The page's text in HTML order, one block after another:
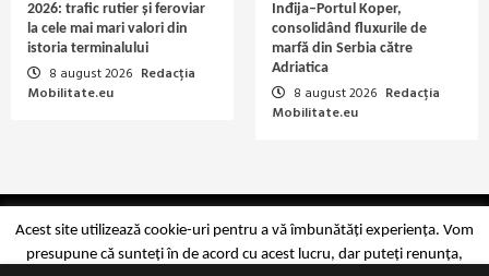
2026: trafic rutier și feroviar
la cele mai mari valori din
istoria terminalului
8 august 2026 Redacția
Mobilitate.eu
Inđija–Portul Koper,
consolidând fluxurile de
marfă din Serbia către
Adriatica
8 august 2026 Redacția
Mobilitate.eu
Copyright Mobilitate.eu © 2014-2026
Acest site utilizează cookie-uri pentru a vă îmbunătăți experiența. Vom
presupune că sunteți în de acord cu acest lucru, dar puteți renunța,